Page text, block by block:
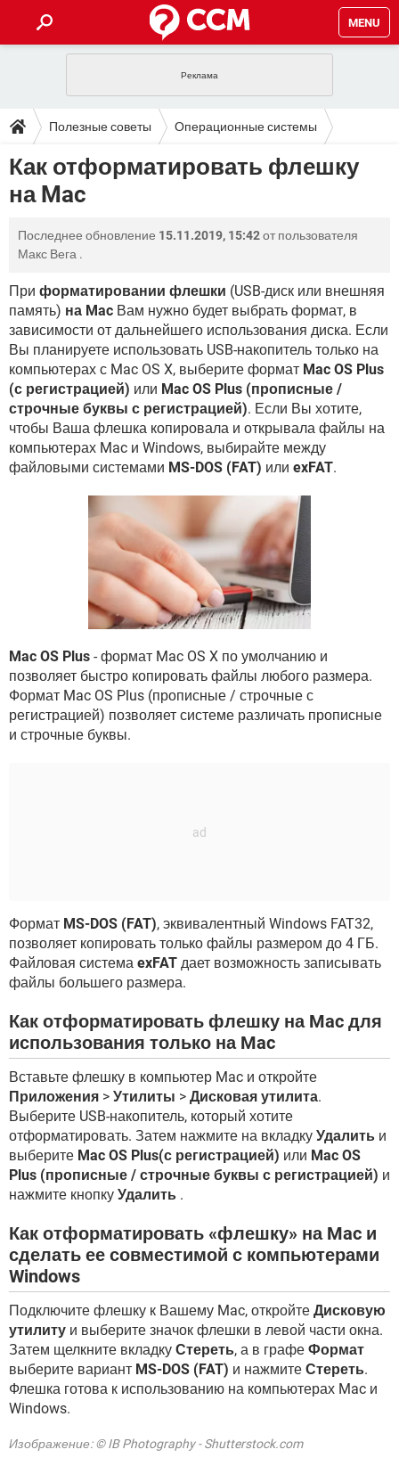
MENU
INSTAGRAM FACEBOOK
ИГРЫ WINDOWS 10
ВКОНТАКТЕ
ПОЛЕЗНЫЕ СОВЕТЫ
TIKTOK
WHATSAPP INSTAGRAM
WINDOWS 10 ВКОНТАКТЕ
YANDEX
ЗАГРУЗКИ
TIKTOK
FACEBOOK
WINDOWS 10 ВКОНТАКТЕ
ВИДЕО GOOGLE
YANDEX
ФОРУМ
TIKTOK TELEGRAM
FACEBOOK ИГРЫ
WINDOWS 10 ВКОНТАКТЕ
YANDEX
ЭНЦИКЛОПЕДИЯ
TIKTOK TELEGRAM
WHATSAPP INSTAGRAM
FACEBOOK ИГРЫ
WINDOWS 10 ВКОНТАКТЕ
ВИДЕО GOOGLE
YANDEX
Полезные советы Операционные системы
Mac OS
Как отформатировать флешку
на Mac
Последнее обновление 15.11.2019, 15:42от пользователя
Макс Вега .
При форматировании флешки (USB-диск или внешняя
память) на Mac Вам нужно будет выбрать формат, в
зависимости от дальнейшего использования диска. Если
Вы планируете использовать USB-накопитель только на
компьютерах с Mac OS X, выберите формат Mac OS Plus
(с регистрацией) или Mac OS Plus (прописные /
строчные буквы с регистрацией). Если Вы хотите,
чтобы Ваша флешка копировала и открывала файлы на
компьютерах Mac и Windows, выбирайте между
файловыми системами MS-DOS (FAT) или exFAT.
Mac OS Plus - формат Mac OS X по умолчанию и
позволяет быстро копировать файлы любого размера.
Формат Mac OS Plus (прописные / строчные с
регистрацией) позволяет системе различать прописные
и строчные буквы.
Формат MS-DOS (FAT), эквивалентный Windows FAT32,
позволяет копировать только файлы размером до 4 ГБ.
Файловая система exFAT дает возможность записывать
файлы большего размера.
Как отформатировать флешку на Mac для
использования только на Mac
Вставьте флешку в компьютер Mac и откройте
Приложения > Утилиты > Дисковая утилита.
Выберите USB-накопитель, который хотите
отформатировать. Затем нажмите на вкладку Удалить и
выберите Mac OS Plus(с регистрацией) или Mac OS
Plus (прописные / строчные буквы с регистрацией) и
нажмите кнопку Удалить .
Как отформатировать «флешку» на Mac и
сделать ее совместимой с компьютерами
Windows
Подключите флешку к Вашему Mac, откройте Дисковую
утилиту и выберите значок флешки в левой части окна.
Затем щелкните вкладку Стереть, а в графе Формат
выберите вариант MS-DOS (FAT) и нажмите Стереть.
Флешка готова к использованию на компьютерах Mac и
Windows.
Изображение: © IB Photography - Shutterstock.com